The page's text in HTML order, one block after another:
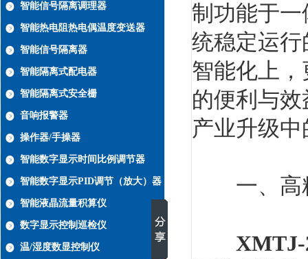
智能信号隔离调理器
智能热电阻热电偶温度变送器
智能信号隔离器
智能隔离式配电器
智能隔离式安全栅
音响报警器
操作器/手操器
智能数字显示时间比例调节器
智能数字显示PID调节（放大）器
智能液晶流量积算仪
数字显示控制巡检仪
温/湿度数显控制仪
制功能于
统稳定运
智能化上
的便利与
产业升级
一、高
XMTJ-